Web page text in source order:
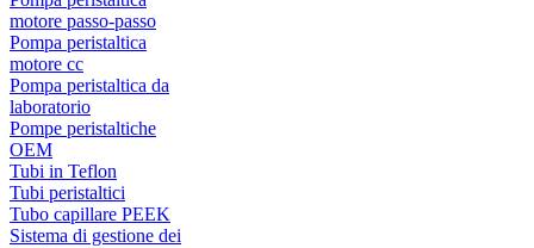
motore passo-passo
Pompa peristaltica
motore cc
Pompa peristaltica da
laboratorio
Pompe peristaltiche
OEM
Tubi in Teflon
Tubi peristaltici
Tubo capillare PEEK
Sistema di gestione dei